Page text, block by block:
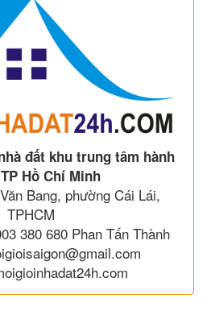
đất khu trung tâm hành
Hồ Chí Minh
Bang, phường Cái Lái,
TPHCM
380 680 Phan Tấn Thành